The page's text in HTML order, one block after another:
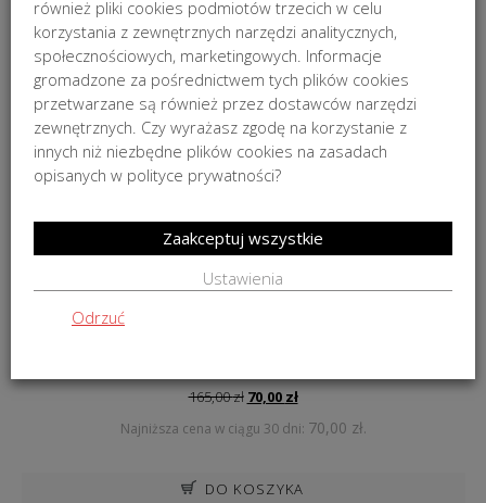
ZWROTY
PODOBNE PRODUKTY
PROMOCJA
165,00zł Pierwotna
wynosiła:
70,00 złAktualna
wynosi:
Najniższa cena w ciągu 30 dni: 70,00 zł.
DO KOSZYKA
również pliki cookies podmiotów trzecich w celu
korzystania z zewnętrznych narzędzi analitycznych,
społecznościowych, marketingowych. Informacje
gromadzone za pośrednictwem tych plików cookies
przetwarzane są również przez dostawców narzędzi
zewnętrznych. Czy wyrażasz zgodę na korzystanie z
innych niż niezbędne plików cookies na zasadach
opisanych w polityce prywatności?
Ustawienia
Odrzuć
Zaakceptuj wszystkie